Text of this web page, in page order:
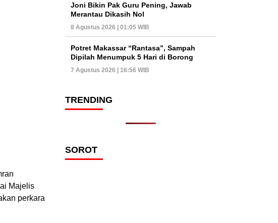
Majelis
perkara
Joni Bikin Pak Guru Pening, Jawab
Merantau Dikasih Nol
8 Agustus 2026 | 01:05 WIB
Potret Makassar “Rantasa”, Sampah
Dipilah Menumpuk 5 Hari di Borong
7 Agustus 2026 | 16:56 WIB
TRENDING
SOROT